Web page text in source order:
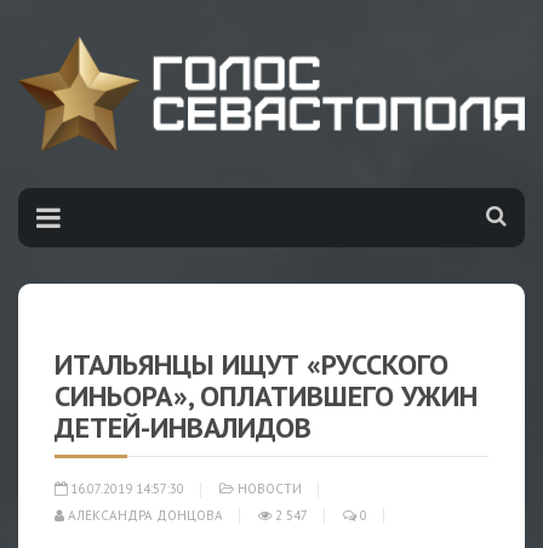
ИТАЛЬЯНЦЫ ИЩУТ «РУССКОГО
СИНЬОРА», ОПЛАТИВШЕГО УЖИН
ДЕТЕЙ-ИНВАЛИДОВ
16.07.2019 14:57:30
НОВОСТИ
АЛЕКСАНДРА ДОНЦОВА
2 547 0